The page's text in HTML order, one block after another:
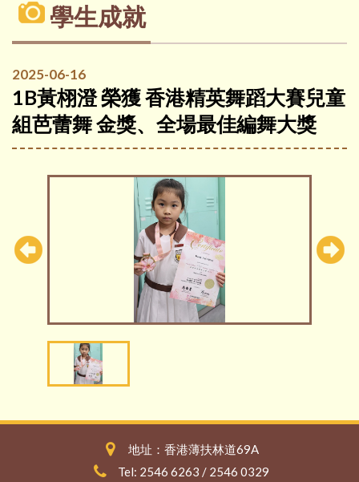
學生成就
2025-06-16
1B黃栩澄 榮獲 香港精英舞蹈大賽兒童
組芭蕾舞 金獎、全場最佳編舞大獎
地址：香港薄扶林道69A
Tel: 2546 6263 / 2546 0329